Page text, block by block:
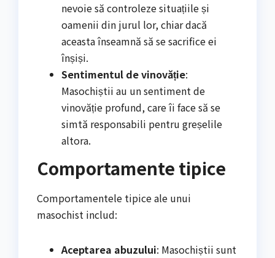
nevoie să controleze situațiile și
oamenii din jurul lor, chiar dacă
aceasta înseamnă să se sacrifice ei
înșiși.
Sentimentul de vinovăție:
Masochiștii au un sentiment de
vinovăție profund, care îi face să se
simtă responsabili pentru greșelile
altora.
Comportamente tipice
Comportamentele tipice ale unui
masochist includ:
Aceptarea abuzului: Masochiștii sunt